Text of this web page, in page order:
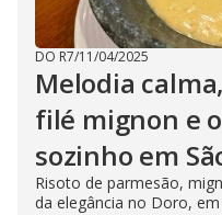
DO R7/11/04/2025
Melodia
filé mignon e
sozinho em
Risoto de parmesão,
da elegância no Doro,